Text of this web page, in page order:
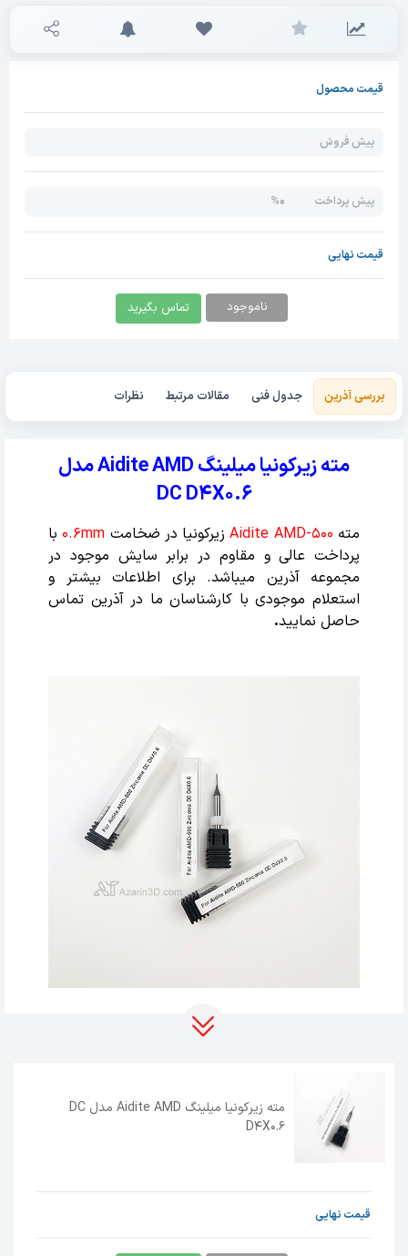
قیمت محصول
پیش فروش
پیش پرداخت 0%
قیمت نهایی
ناموجود تماس بگیرید
بررسی آذرین جدول فنی مقالات مرتبط نظرات
مته زیرکونیا میلینگ Aidite AMD مدل
DC D4X0.6
مته Aidite AMD-500زیرکونیا در ضخامت 0.6mmبا
پرداخت عالی و مقاوم در برابر سایش موجود در
مجموعه آذرین میباشد. برای اطلاعات بیشتر و
استعلام موجودی با کارشناسان ما در آذرین تماس
حاصل نمایید.
مته زیرکونیا میلینگ Aidite AMD مدل DC
D4X0.6
قیمت نهایی